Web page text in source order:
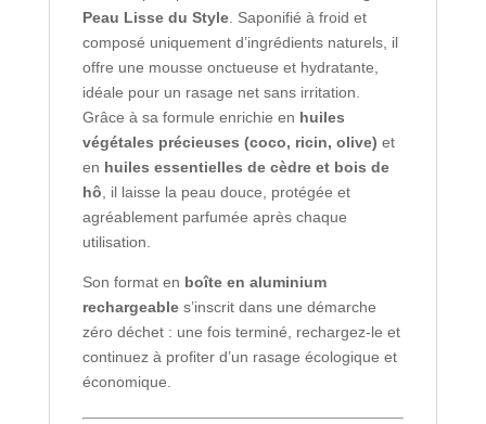
Peau Lisse du Style. Saponifié à froid et
composé uniquement d’ingrédients naturels, il
offre une mousse onctueuse et hydratante,
idéale pour un rasage net sans irritation.
Grâce à sa formule enrichie en huiles
végétales précieuses (coco, ricin, olive) et
en huiles essentielles de cèdre et bois de
hô , il laisse la peau douce, protégée et
agréablement parfumée après chaque
utilisation.
Son format en boîte en aluminium
rechargeables’inscrit dans une démarche
zéro déchet : une fois terminé, rechargez-le et
continuez à profiter d’un rasage écologique et
économique.